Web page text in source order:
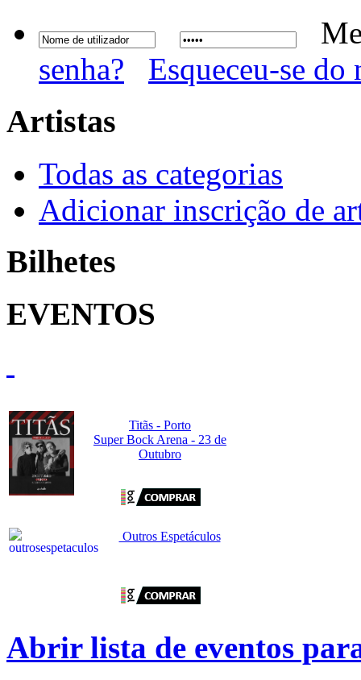
senha?
Esqueceu-se
Artistas
Todas as categorias
Adicionar inscrição de
Bilhetes
EVENTOS
Titãs - Porto
Super Bock Arena - 23 de
Outubro
Outros Espetáculos
Abrir lista de eventos